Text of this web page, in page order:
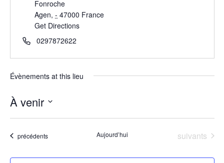
Fonroche
Agen, - 47000 France
Get Directions
0297872622
Évènements at this lieu
À venir
une
Évènements
précédents Aujourd’hui Évènements
suivants